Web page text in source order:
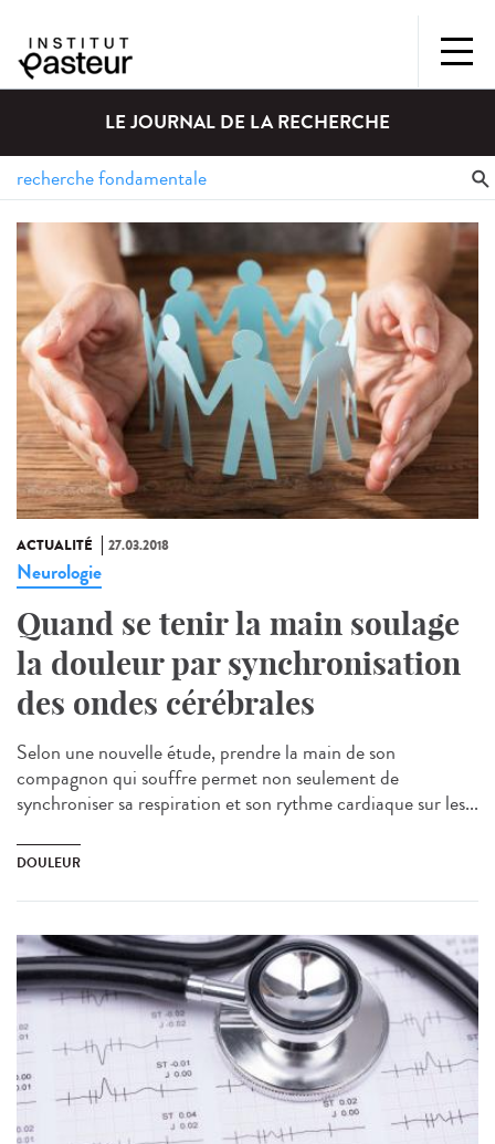
LE JOURNAL DE LA RECHERCHE
ACTUALITÉ 27.03.2018
Neurologie
Quand se tenir la main soulage
la douleur par synchronisation
des ondes cérébrales
Selon une nouvelle étude, prendre la main de son
compagnon qui souffre permet non seulement de
synchroniser sa respiration et son rythme cardiaque sur les...
DOULEUR